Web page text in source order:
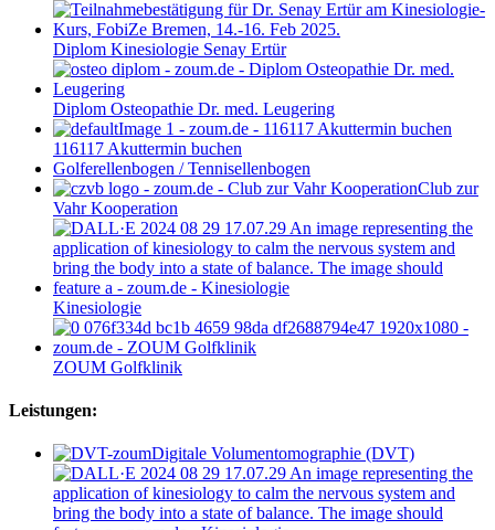
Diplom Kinesiologie Senay Ertür
Diplom Osteopathie Dr. med. Leugering
116117 Akuttermin buchen
Golferellenbogen / Tennisellenbogen
Club zur
Vahr Kooperation
Kinesiologie
ZOUM Golfklinik
Leistungen:
Digitale Volumentomographie (DVT)